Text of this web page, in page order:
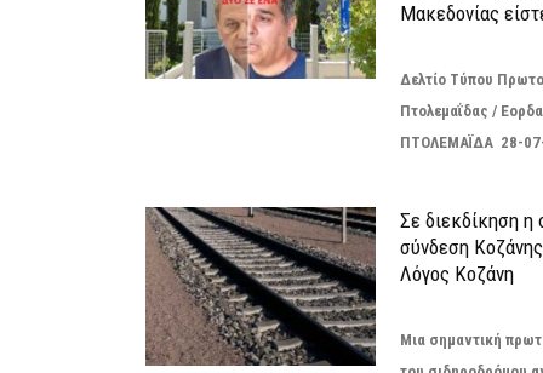
Μακεδονίας
Δελτίο Τύπου
Πτολεμαΐδας /
ΠΤΟΛΕΜΑΪΔΑ 28-
Σε διεκδίκηση η
σύνδεση
Λόγος Κοζάνη
Μια σημαντική